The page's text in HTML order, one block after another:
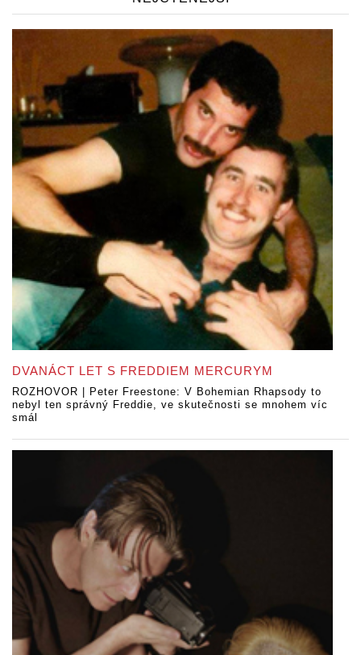
DVANÁCT LET S FREDDIEM MERCURYM
ROZHOVOR | Peter Freestone: V Bohemian Rhapsody to
nebyl ten správný Freddie, ve skutečnosti se mnohem víc
smál